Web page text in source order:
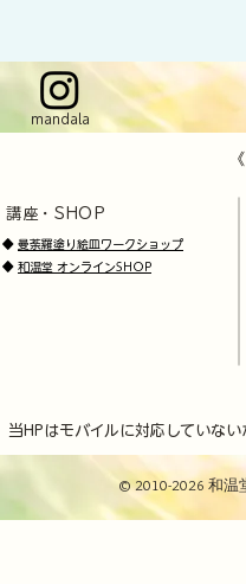
mandala
講座・SHOP
◆ 曼荼羅塗り絵皿ワークショップ
◆ 和温堂 オンラインSHOP
当HPはモバイルに対応していな
© 2010-2026 和温